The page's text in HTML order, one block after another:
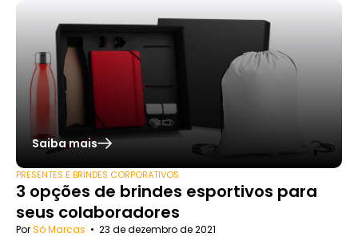
Saiba mais
PRESENTES E BRINDES CORPORATIVOS
3 opções de brindes esportivos para
seus colaboradores
PorSó Marcas • 23 de dezembro de 2021